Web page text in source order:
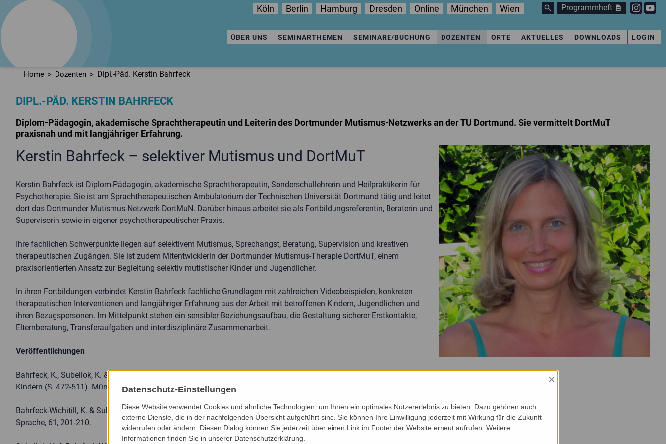
logo
ÜBER UNS SEMINARTHEMEN SEMINARE/BUCHUNG DOZENTEN ORTE AKTUELLES DOWNLOADS LOGIN
Köln Berlin Hamburg Dresden Online München Wien Programmheft
Home Dozenten Dipl.-Päd. Kerstin Bahrfeck
DIPL.-PÄD. KERSTIN BAHRFECK
Diplom-Pädagogin, akademische Sprachtherapeutin und Leiterin des Dortmunder Mutismus-Netzwerks an der TU Dortmund. Sie vermittelt DortMuT
praxisnah und mit langjähriger Erfahrung.
Kerstin Bahrfeck – selektiver Mutismus und DortMuT
Kerstin Bahrfeck ist Diplom-Pädagogin, akademische Sprachtherapeutin, Sonderschullehrerin und Heilpraktikerin für
Psychotherapie. Sie ist am Sprachtherapeutischen Ambulatorium der Technischen Universität Dortmund tätig und leitet
dort das Dortmunder Mutismus-Netzwerk DortMuN. Darüber hinaus arbeitet sie als Fortbildungsreferentin, Beraterin und
Supervisorin sowie in eigener psychotherapeutischer Praxis.
Ihre fachlichen Schwerpunkte liegen auf selektivem Mutismus, Sprechangst, Beratung, Supervision und kreativen
therapeutischen Zugängen. Sie ist zudem Mitentwicklerin der Dortmunder Mutismus-Therapie DortMuT, einem
praxisorientierten Ansatz zur Begleitung selektiv mutistischer Kinder und Jugendlicher.
In ihren Fortbildungen verbindet Kerstin Bahrfeck fachliche Grundlagen mit zahlreichen Videobeispielen, konkreten
therapeutischen Interventionen und langjähriger Erfahrung aus der Arbeit mit betroffenen Kindern, Jugendlichen und
ihren Bezugspersonen. Im Mittelpunkt stehen ein sensibler Beziehungsaufbau, die Gestaltung sicherer Erstkontakte,
Elternberatung, Transferaufgaben und interdisziplinäre Zusammenarbeit.
Veröffentlichungen
Bahrfeck, K., Subellok, K. & Starke, A. (2017). Selektiver Mutismus. In A. Mayer & T. Ulrich (Hrsg.), Sprachtherapie mit
Kindern (S. 472-511). München: Reinhardt
Bahrfeck-Wichitill, K. & Subellok, K. (2016). Mutismus verstehbar machen - Tobias (14) outet sich in seiner Klasse. Praxis
Sprache, 61, 201-210.
Datenschutz-Einstellungen
×
Diese Website verwendet Cookies und ähnliche Technologien, um Ihnen ein optimales Nutzererlebnis zu bieten. Dazu gehören auch
externe Dienste, die in der nachfolgenden Übersicht aufgeführt sind. Sie können Ihre Einwilligung jederzeit mit Wirkung für die Zukunft
widerrufen oder ändern. Diesen Dialog können Sie jederzeit über einen Link im Footer der Website erneut aufrufen. Weitere
Informationen finden Sie in unserer Datenschutzerklärung.